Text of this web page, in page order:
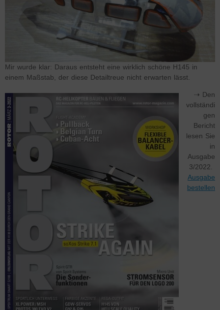
Mir wurde klar: Daraus entsteht eine wirklich schöne H145 in
einem Maßstab, der diese Detailtreue nicht erwarten lässt.
⇢ Den
vollständi
gen
Bericht
lesen Sie
in
Ausgabe
3/2022.
Ausgabe
bestellen